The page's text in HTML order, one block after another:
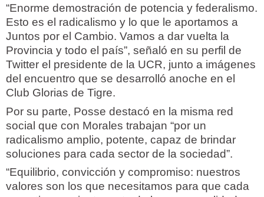
“Enorme demostración de potencia y federalismo.
Esto es el radicalismo y lo que le aportamos a
Juntos por el Cambio. Vamos a dar vuelta la
Provincia y todo el país”, señaló en su perfil de
Twitter el presidente de la UCR, junto a imágenes
del encuentro que se desarrolló anoche en el
Club Glorias de Tigre.
Por su parte, Posse destacó en la misma red
social que con Morales trabajan “por un
radicalismo amplio, potente, capaz de brindar
soluciones para cada sector de la sociedad”.
“Equilibrio, convicción y compromiso: nuestros
valores son los que necesitamos para que cada